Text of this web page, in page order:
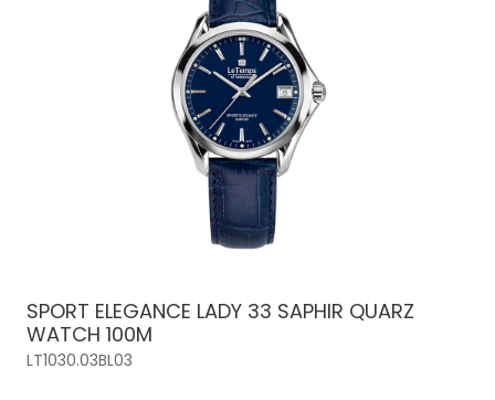
SPORT ELEGANCE LADY 33 SAPHIR QUARZ
WATCH 100M
LT1030.03BL03